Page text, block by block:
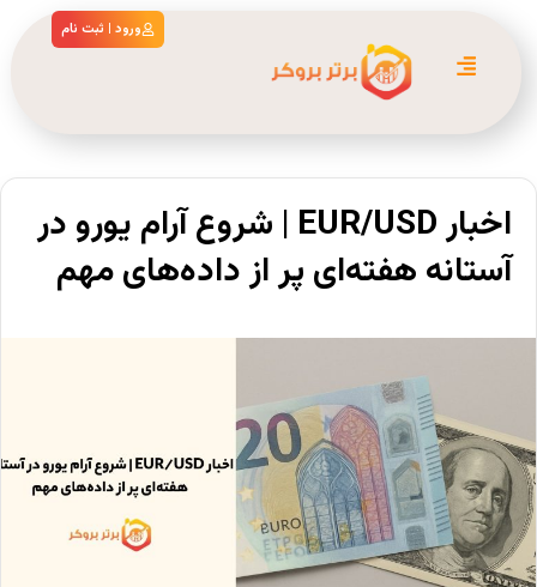
ورود | ثبت نام
اخبار EUR/USD | شروع آرام یورو در
آستانه هفته‌ای پر از داده‌های مهم